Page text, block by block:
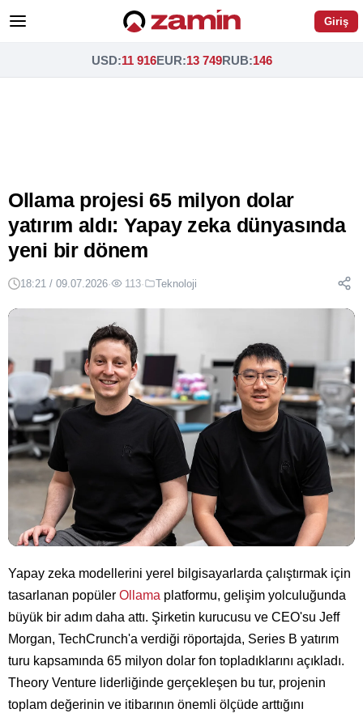
Giriş
USD:11 916EUR:13 749RUB:146
Ollama projesi 65 milyon dolar
yatırım aldı: Yapay zeka dünyasında
yeni bir dönem
18:21 / 09.07.2026· 113· Teknoloji
Yapay zeka modellerini yerel bilgisayarlarda çalıştırmak için
tasarlanan popüler Ollama platformu, gelişim yolculuğunda
büyük bir adım daha attı. Şirketin kurucusu ve CEO'su Jeff
Morgan, TechCrunch'a verdiği röportajda, Series B yatırım
turu kapsamında 65 milyon dolar fon topladıklarını açıkladı.
Theory Venture liderliğinde gerçekleşen bu tur, projenin
toplam değerinin ve itibarının önemli ölçüde arttığını